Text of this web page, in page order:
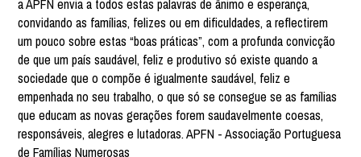
a APFN envia a todos estas palavras de ânimo e esperança,
convidando as famílias, felizes ou em dificuldades, a reflectirem
um pouco sobre estas “boas práticas”, com a profunda convicção
de que um país saudável, feliz e produtivo só existe quando a
sociedade que o compõe é igualmente saudável, feliz e
empenhada no seu trabalho, o que só se consegue se as famílias
que educam as novas gerações forem saudavelmente coesas,
responsáveis, alegres e lutadoras. APFN - Associação Portuguesa
de Famílias Numerosas